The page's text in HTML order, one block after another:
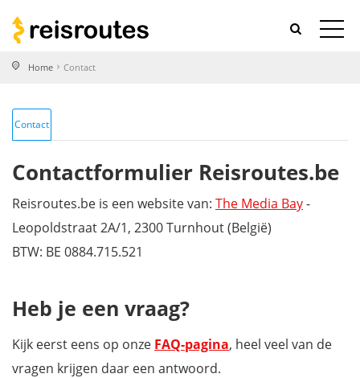
Home Contact
Contact
Contactformulier Reisroutes.be
Reisroutes.be is een website van: The Media Bay-
Leopoldstraat 2A/1, 2300 Turnhout (België)
BTW: BE 0884.715.521
Heb je een vraag?
Kijk eerst eens op onze FAQ-pagina, heel veel van de
vragen krijgen daar een antwoord.